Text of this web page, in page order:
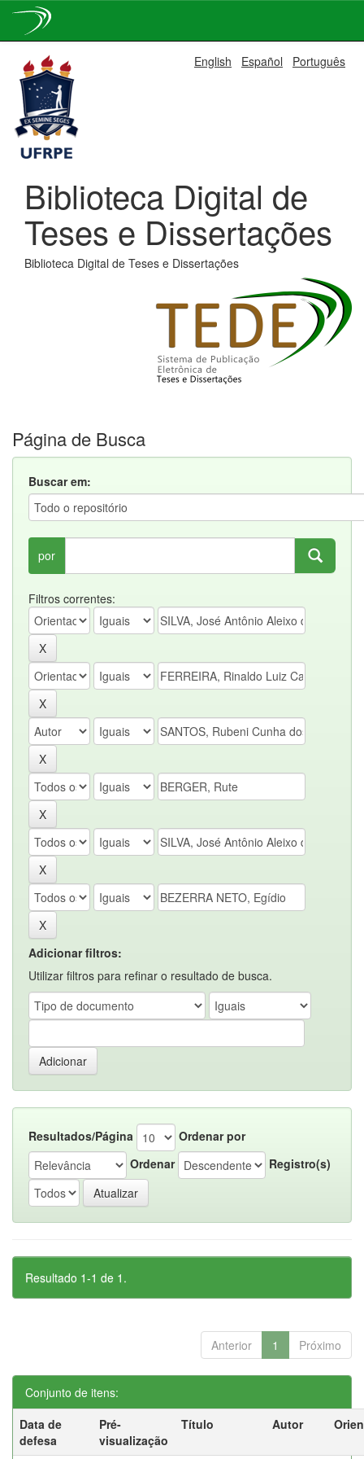
navigation
English Español Português
Biblioteca Digital de
Teses e Dissertações
Biblioteca Digital de Teses e Dissertações
Página de Busca
Buscar em:
por
Filtros correntes:
Adicionar filtros:
Utilizar filtros para refinar o resultado de busca.
Resultados/Página
Ordenar por
Ordenar
Registro(s)
Resultado 1-1 de 1.
Anterior 1 Próximo
Conjunto de itens:
Data de
defesa
Pré-
visualização
Título Autor